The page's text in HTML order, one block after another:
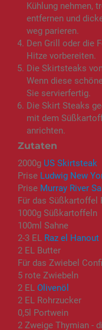
Zutaten
2000g US Skirtsteak
Prise Ludwig New
Prise Murray River
Für das Süßkartoffel
1000g Süßkartoffeln
100ml Sahne
2-3 EL Raz el Hanout
2 EL Butter
Für das Zwiebel
5 rote Zwiebeln
2 EL Olivenöl
2 EL Rohrzucker
0,5l Portwein
2 Zweige Thymian -
Kühlung nehmen,
entfernen und
weg parieren.
Den Grill oder die
Hitze vorbereiten.
Die Skirtsteaks
Wenn diese
Sie servierfertig.
Die Skirt Steaks
mit dem
anrichten.